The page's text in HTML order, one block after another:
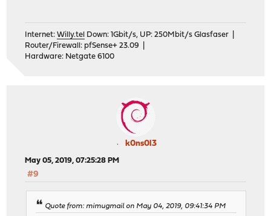
Internet:Willy.tel
Down: 1Gbit/s, UP: 250Mbit/s Glasfaser |
Router/Firewall: pfSense+ 23.09 |
Hardware: Netgate 6100
k0ns0l3
May 05, 2019, 07:25:28 PM
#9
Quote from: mimugmail on May 04, 2019, 09:41:34 PM